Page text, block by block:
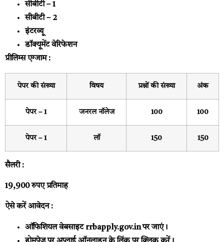
सीबीटी – 1
सीबीटी – 2
इंटरव्यू
डॉक्यूमेंट वेरिफेशन
प्रीलिम्स एग्जाम :
पेपर की संख्या विषय प्रश्नों की संख्या अंक
पेपर – 1 जनरल नॉलेज 100 100
पेपर – 1 लॉ 150 150
सैलरी :
19,900 रुपए प्रतिमाह
ऐसे करें आवेदन :
ऑफिशियल वेबसाइटrrbapply.gov.inपर जाएं।